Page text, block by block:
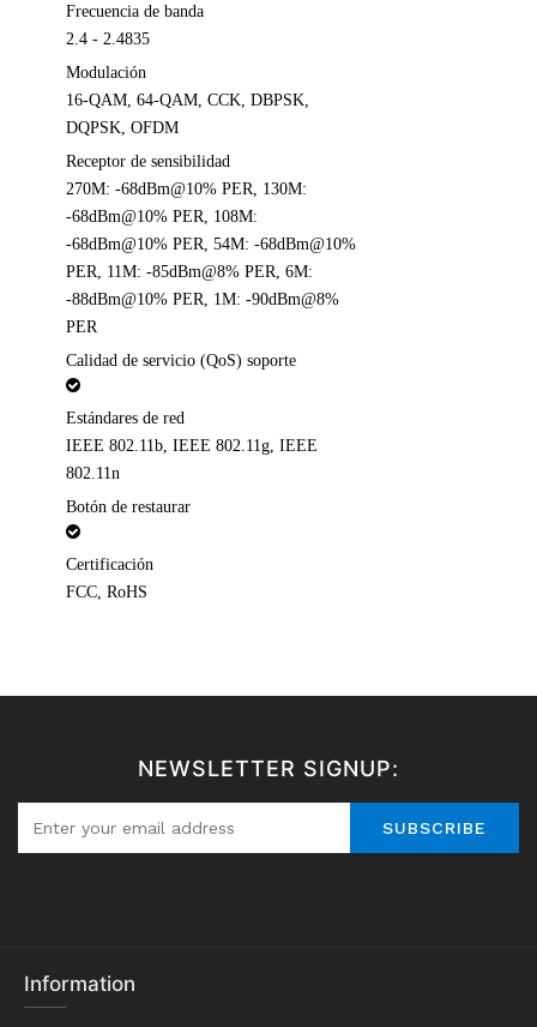
Frecuencia de banda
2.4 - 2.4835
Modulación
16-QAM, 64-QAM, CCK, DBPSK,
DQPSK, OFDM
Receptor de sensibilidad
270M: -68dBm@10% PER, 130M:
-68dBm@10% PER, 108M:
-68dBm@10% PER, 54M: -68dBm@10%
PER, 11M: -85dBm@8% PER, 6M:
-88dBm@10% PER, 1M: -90dBm@8%
PER
Calidad de servicio (QoS) soporte
Estándares de red
IEEE 802.11b, IEEE 802.11g, IEEE
802.11n
Botón de restaurar
Certificación
FCC, RoHS
NEWSLETTER SIGNUP:
SUBSCRIBE
Information